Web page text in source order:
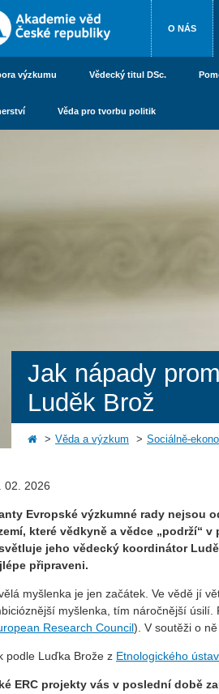
O NÁS
výzkumu Vědecký titul DSc.
Věda pro tvorbu politik
Jak nápady
Luděk Brož
Věda a výzkum Sociálně-
02. 2026
Evropské výzkumné rady nejsou
které vědkyně a vědce „podrží“
jeho vědecký koordinátor
připraveni.
myšlenka je jen začátek. Ve vědě jí
myšlenka, tím náročnější
Research Council). V soutěži o
podle Luďka Brože z Etnologického
ERC projekty vás v poslední době